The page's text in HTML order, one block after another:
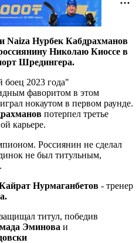
Naiza Нурбек Кабдрахманов
Николаю Киоссе в
Шредингера.
2023 года"
фаворитом в этом
нокаутом в первом раунде.
потерпел третье
карьере.
Россиянин не сделал
не был титульным,
Нурмаганбетов - тренер
.
титул, победив
Эминова и